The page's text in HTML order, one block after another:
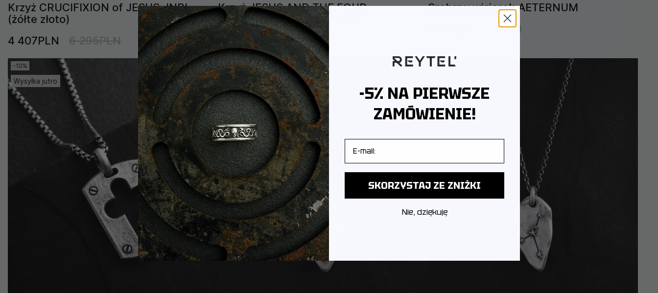
Krzyż CRUCIFIXION of JESUS. INRI
(żółte złoto)
4 407PLN
6 295PLN
Krzyż JESUS ​​AND THE FOUR
ARCHANGELS (żółte złoto)
10 185PLN
14 550PLN
Srebrny wisiorek AETERNUM
660PLN
-10%
Wysyłka jutro
-10%
Wysyłka jutro
-10%
-5% NA PIERWSZE
ZAMÓWIENIE!
SKORZYSTAJ ZE ZNIŻKI
Nie, dziękuję